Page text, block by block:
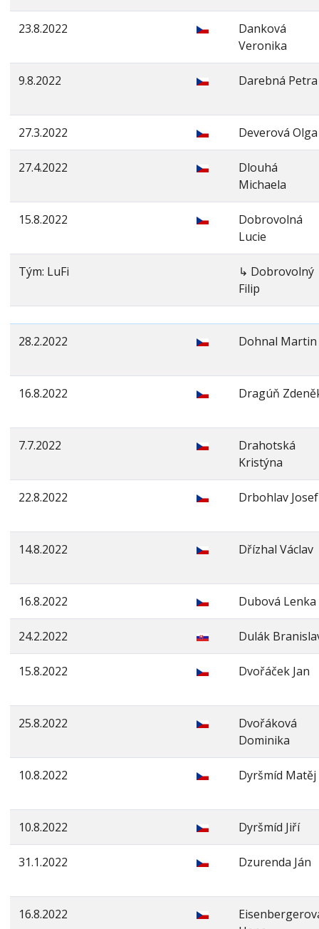
23.8.2022
Danková
Veronika
9.8.2022 Darebná Petra
27.3.2022 Deverová Olga
27.4.2022
Dlouhá
Michaela
15.8.2022
Dobrovolná
Lucie
Tým: LuFi
↳ Dobrovolný
Filip
28.2.2022 Dohnal Martin
16.8.2022 Dragúň
7.7.2022
Drahotská
Kristýna
22.8.2022 Drbohlav Josef
14.8.2022 Dřízhal Václav
16.8.2022 Dubová Lenka
24.2.2022 Dulák
15.8.2022 Dvořáček Jan
25.8.2022
Dvořáková
Dominika
10.8.2022 Dyršmíd Matěj
10.8.2022 Dyršmíd Jiří
31.1.2022 Dzurenda Ján
16.8.2022